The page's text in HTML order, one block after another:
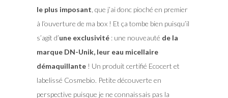
le plus imposant , que j’ai donc pioché en premier
à l’ouverture de ma box ! Et ça tombe bien puisqu’il
s’agit d’une exclusivité: une nouveauté de la
marque DN-Unik, leur eau micellaire
démaquillante! Un produit certifié Ecocert et
labelissé Cosmebio. Petite découverte en
perspective puisque je ne connaissais pas la